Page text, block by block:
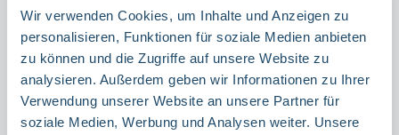
Wir verwenden Cookies, um Inhalte und Anzeigen zu
personalisieren, Funktionen für soziale Medien anbieten
zu können und die Zugriffe auf unsere Website zu
analysieren. Außerdem geben wir Informationen zu Ihrer
Verwendung unserer Website an unsere Partner für
soziale Medien, Werbung und Analysen weiter. Unsere
Materialauswählen
ALUMINIUM
FOLIE
Produkt Anzahl: Gib den gewünschten Wert ein oder benutze die Schaltflächen um die Anzahl